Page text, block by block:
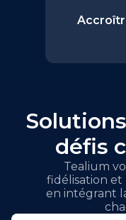
défis
Tealium
fidélisation et
en intégrant